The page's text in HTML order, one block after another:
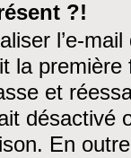
?!
l’e-
la première
et
désactivé
En